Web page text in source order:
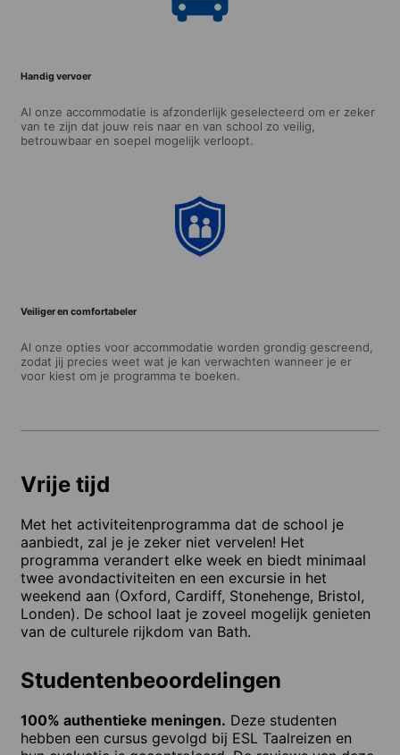
Handig vervoer
Al onze accommodatie is afzonderlijk geselecteerd om er zeker
van te zijn dat jouw reis naar en van school zo veilig,
betrouwbaar en soepel mogelijk verloopt.
Veiliger en comfortabeler
Al onze opties voor accommodatie worden grondig gescreend,
zodat jij precies weet wat je kan verwachten wanneer je er
voor kiest om je programma te boeken.
Vrije tijd
Met het activiteitenprogramma dat de school je
aanbiedt, zal je je zeker niet vervelen! Het
programma verandert elke week en biedt minimaal
twee avondactiviteiten en een excursie in het
weekend aan (Oxford, Cardiff, Stonehenge, Bristol,
Londen). De school laat je zoveel mogelijk genieten
van de culturele rijkdom van Bath.
Studentenbeoordelingen
100% authentieke meningen. Deze studenten
hebben een cursus gevolgd bij ESL Taalreizen en